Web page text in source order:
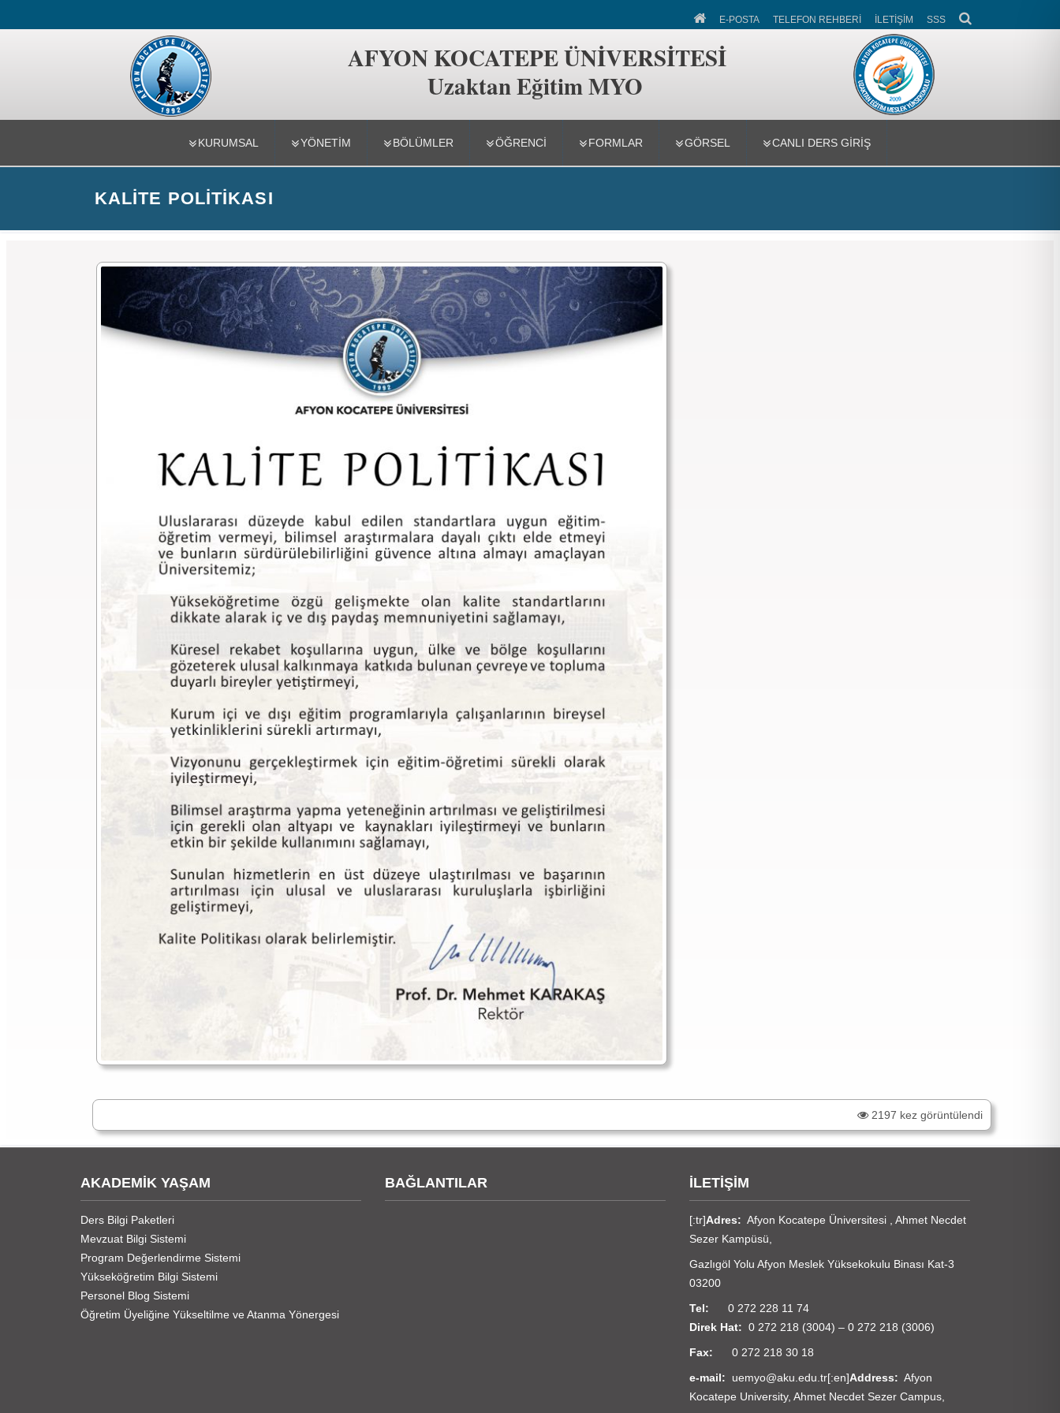
Uzaktan Eğitim MYO
E-POSTA TELEFON REHBERİ İLETİŞİM SSS
AFYON KOCATEPE ÜNİVERSİTESİ
Uzaktan Eğitim MYO
KURUMSAL YÖNETIM BÖLÜMLER ÖĞRENCİ FORMLAR GÖRSEL CANLI DERS GİRİŞ
KALITE POLITIKASI
2197 kez görüntülendi
AKADEMİK YAŞAM
Ders Bilgi Paketleri
Mevzuat Bilgi Sistemi
Program Değerlendirme Sistemi
Yükseköğretim Bilgi Sistemi
Personel Blog Sistemi
Öğretim Üyeliğine Yükseltilme ve Atanma Yönergesi
BAĞLANTILAR İLETİŞİM
[:tr]Adres: Afyon Kocatepe Üniversitesi , Ahmet Necdet
Sezer Kampüsü,
Gazlıgöl Yolu Afyon Meslek Yüksekokulu Binası Kat-3
03200
Tel:0 272 228 11 74
Direk Hat:0 272 218 (3004) – 0 272 218 (3006)
Fax: 0 272 218 30 18
e-mail: uemyo@aku.edu.tr[:en]Address: Afyon
Kocatepe University, Ahmet Necdet Sezer Campus,